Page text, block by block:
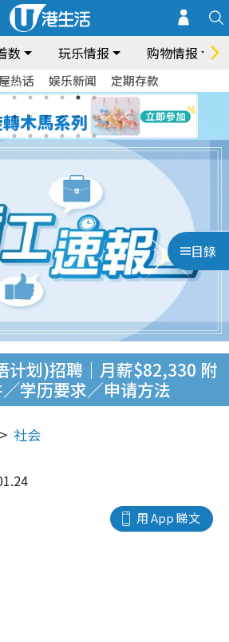
数 玩乐情报 购物情报
热话 娱乐新闻 定期存款
目錄
计划)招聘｜月薪$82,330 附
学历要求／申请方法
社会
用 App 睇文